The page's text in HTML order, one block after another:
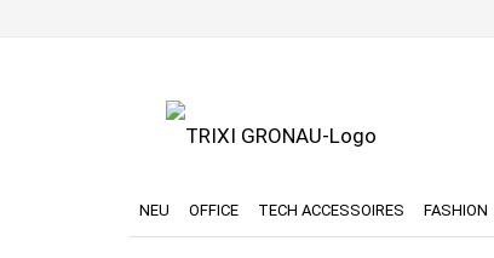
NEU OFFICE TECH ACCESSOIRES FASHION